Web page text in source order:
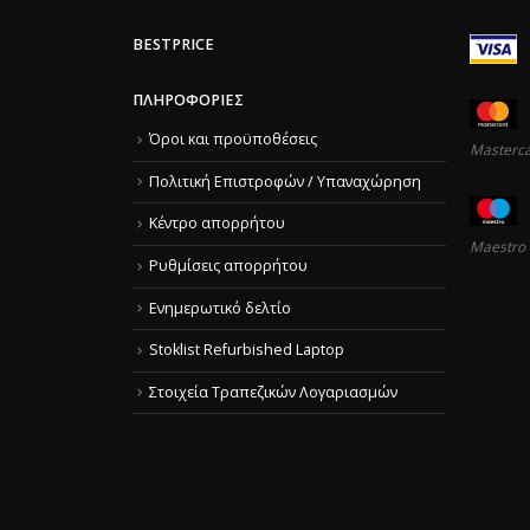
BESTPRICE
ΠΛΗΡΟΦΟΡΊΕΣ
Όροι και προϋποθέσεις
Πολιτική Επιστροφών / Υπαναχώρηση
Κέντρο απορρήτου
Ρυθμίσεις απορρήτου
Ενημερωτικό δελτίο
Stoklist Refurbished Laptop
Στοιχεία Τραπεζικών Λογαριασμών
Maestro